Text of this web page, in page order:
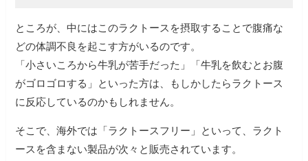
ところが、中にはこのラクトースを摂取することで腹痛な
どの体調不良を起こす方がいるのです。
「小さいころから牛乳が苦手だった」「牛乳を飲むとお腹
がゴロゴロする」といった方は、もしかしたらラクトース
に反応しているのかもしれません。
そこで、海外では「ラクトースフリー」といって、ラクト
ースを含まない製品が次々と販売されています。